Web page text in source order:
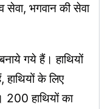
भगवान की सेवा
गये हैं। हाथियों
के लिए
हाथियों का